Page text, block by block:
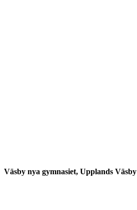
Väsby nya gymnasiet, Upplands Väsby